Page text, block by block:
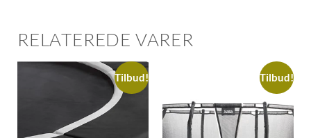
RELATEREDE VARER
Tilbud! Tilbud!